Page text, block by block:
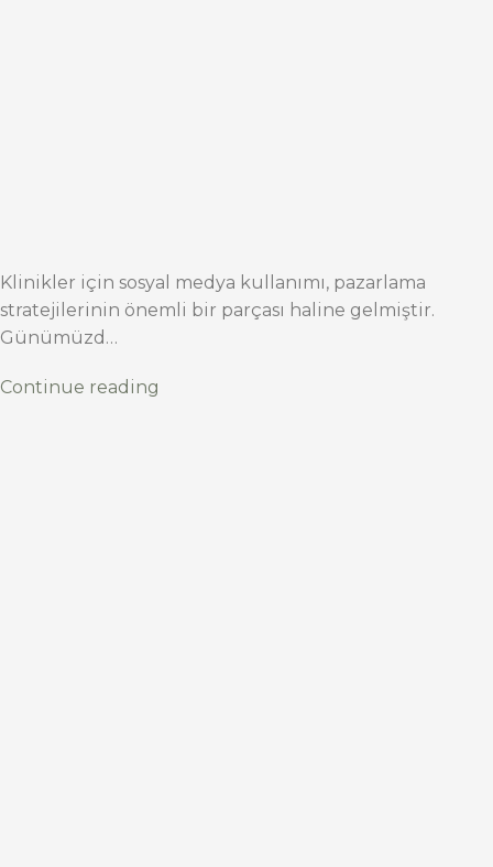
Klinikler için sosyal medya kullanımı, pazarlama
stratejilerinin önemli bir parçası haline gelmiştir.
Günümüzd…
Continue reading